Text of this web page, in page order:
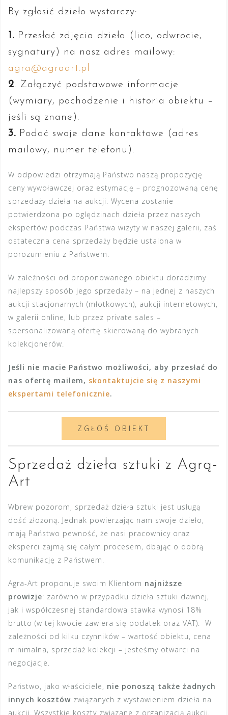
By zgłosić dzieło wystarczy:
1. Przesłać zdjęcia dzieła (lico, odwrocie,
sygnatury) na nasz adres mailowy:
agra@agraart.pl
2. Załączyć podstawowe informacje
(wymiary, pochodzenie i historia obiektu –
jeśli są znane).
3. Podać swoje dane kontaktowe (adres
mailowy, numer telefonu).
W odpowiedzi otrzymają Państwo naszą propozycję
ceny wywoławczej oraz estymację – prognozowaną cenę
sprzedaży dzieła na aukcji. Wycena zostanie
potwierdzona po oględzinach dzieła przez naszych
ekspertów podczas Państwa wizyty w naszej galerii, zaś
ostateczna cena sprzedaży będzie ustalona w
porozumieniu z Państwem.
W zależności od proponowanego obiektu doradzimy
najlepszy sposób jego sprzedaży – na jednej z naszych
aukcji stacjonarnych (młotkowych), aukcji internetowych,
w galerii online, lub przez private sales –
spersonalizowaną ofertę skierowaną do wybranych
kolekcjonerów.
Jeśli nie macie Państwo możliwości, aby przesłać do
nas ofertę mailem, skontaktujcie się z naszymi
ekspertami telefonicznie.
ZGŁOŚ OBIEKT
Sprzedaż dzieła sztuki z Agrą-
Art
Wbrew pozorom, sprzedaż dzieła sztuki jest usługą
dość złożoną. Jednak powierzając nam swoje dzieło,
mają Państwo pewność, że nasi pracownicy oraz
eksperci zajmą się całym procesem, dbając o dobrą
komunikację z Państwem.
Agra-Art proponuje swoim Klientom najniższe
prowizje: zarówno w przypadku dzieła sztuki dawnej,
jak i współczesnej standardowa stawka wynosi 18%
brutto (w tej kwocie zawiera się podatek oraz VAT). W
zależności od kilku czynników – wartość obiektu, cena
minimalna, sprzedaż kolekcji – jesteśmy otwarci na
negocjacje.
Państwo, jako właściciele, nie ponoszą także żadnych
innych kosztów związanych z wystawieniem dzieła na
aukcji. Wszystkie koszty związane z organizacją aukcji,